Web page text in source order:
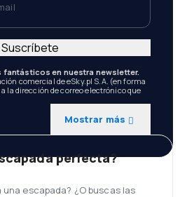
fantásticos en nuestra newsletter.
comercial de eSky.pl S.A. (en forma
la dirección de correo electrónico que
Mostrar más
Suscríbete
perfecta?
escapada? ¿O buscas las